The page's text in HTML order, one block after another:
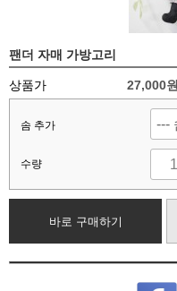
팬더 자매 가방고리
상품가 27,000원
솜 추가
수량
바로 구매하기